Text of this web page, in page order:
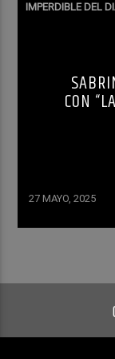
IMPERDIBLE DEL
CON
27 MAYO, 2025